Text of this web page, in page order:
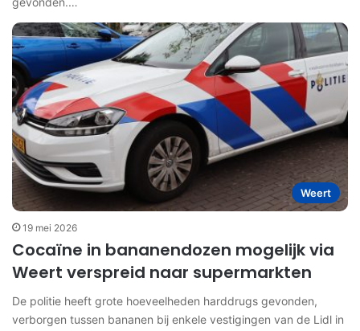
Weert
19 mei 2026
Cocaïne in bananendozen mogelijk via
Weert verspreid naar supermarkten
De politie heeft grote hoeveelheden harddrugs gevonden,
verborgen tussen bananen bij enkele vestigingen van de Lidl in